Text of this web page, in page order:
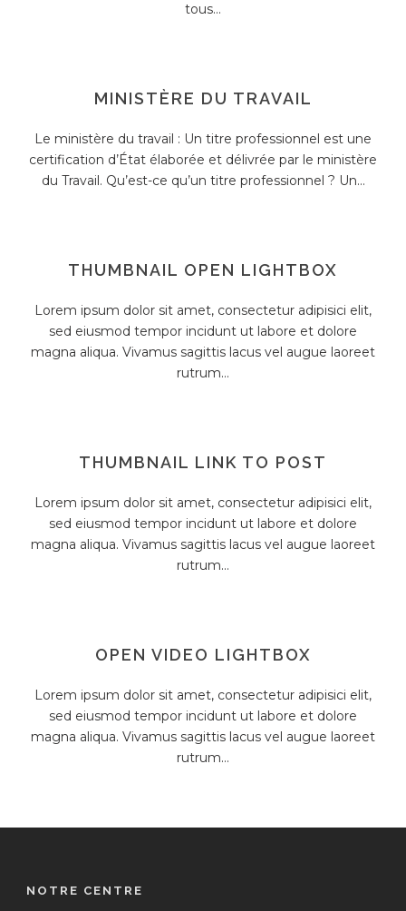
tous...
MINISTÈRE DU TRAVAIL
Le ministère du travail : Un titre professionnel est une
certification d’État élaborée et délivrée par le ministère
du Travail. Qu’est-ce qu’un titre professionnel ? Un...
THUMBNAIL OPEN LIGHTBOX
Lorem ipsum dolor sit amet, consectetur adipisici elit,
sed eiusmod tempor incidunt ut labore et dolore
magna aliqua. Vivamus sagittis lacus vel augue laoreet
rutrum...
THUMBNAIL LINK TO POST
Lorem ipsum dolor sit amet, consectetur adipisici elit,
sed eiusmod tempor incidunt ut labore et dolore
magna aliqua. Vivamus sagittis lacus vel augue laoreet
rutrum...
OPEN VIDEO LIGHTBOX
Lorem ipsum dolor sit amet, consectetur adipisici elit,
sed eiusmod tempor incidunt ut labore et dolore
magna aliqua. Vivamus sagittis lacus vel augue laoreet
rutrum...
NOTRE CENTRE